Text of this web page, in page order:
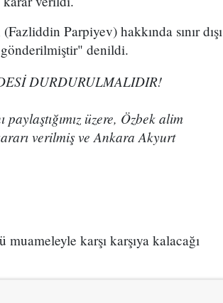
Parpiyev) hakkında sınır dışı
denildi.
DURDURULMALIDIR!
üzere, Özbek alim
verilmiş ve Ankara Akyurt
karşı karşıya kalacağı